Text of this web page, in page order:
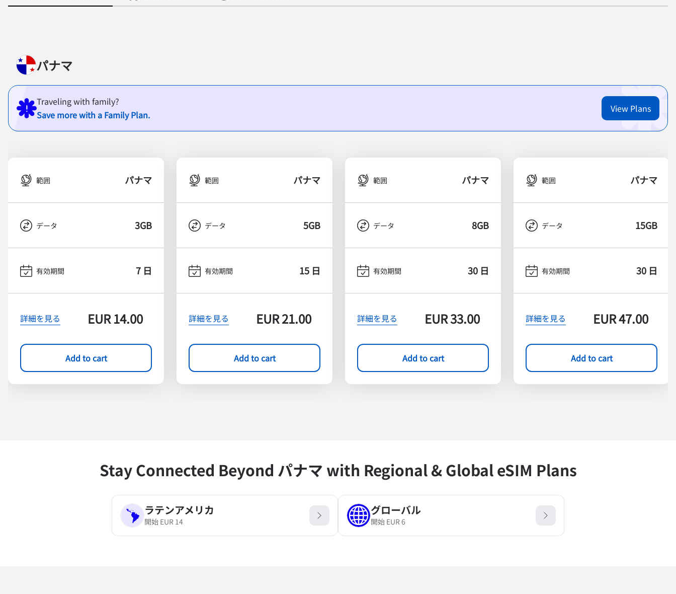
パナマ
Traveling with family?
Save more with a Family Plan.
View Plans
範囲 パナマ
データ 3GB
有効期間 7 日
詳細を見る EUR14.00
Add to cart
範囲 パナマ
データ 5GB
有効期間 15 日
詳細を見る EUR21.00
Add to cart
範囲 パナマ
データ 8GB
有効期間 30 日
詳細を見る EUR33.00
Add to cart
範囲 パナマ
データ 15GB
有効期間 30 日
詳細を見る EUR47.00
Add to cart
Stay Connected Beyond パナマ with Regional & Global eSIM Plans
ラテンアメリカ
開始 EUR 14
グローバル
開始 EUR6